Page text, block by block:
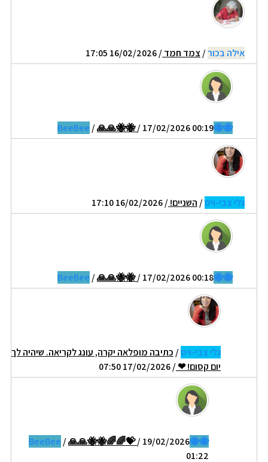
אילה בכור/ צמד חמד/ 16/02/2026 17:05
🐝🐝BeeBee
/🙏🙏🐝🐝/ 17/02/2026 00:19
גלי צבי-ויס/ השניים!/ 16/02/2026 17:10
🐝🐝BeeBee
/🙏🙏🐝🐝/ 17/02/2026 00:18
גלי צבי-ויס/ כתיבה מופלאה יקרה, עונג לקריאה. שיהיה לך
יום קסום! ❤/ 17/02/2026 07:50
🐝🐝BeeBee
/🙏🙏🐝🐝🌈🌈💝/ 19/02/2026
01:22